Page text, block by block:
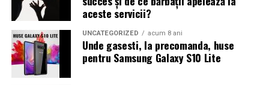
aceste servicii?
UNCATEGORIZED acum 8 ani
Unde gasesti, la precomanda, huse
pentru Samsung Galaxy S10 Lite